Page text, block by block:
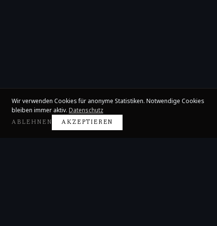
Wir verwenden Cookies für anonyme Statistiken. Notwendige Cookies
bleiben immer aktiv. Datenschutz
ABLEHNEN AKZEPTIEREN